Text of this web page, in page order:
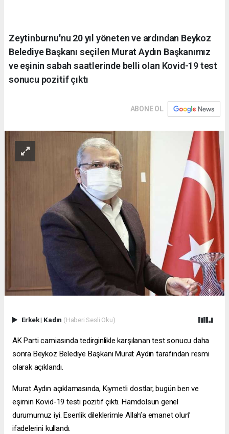
Zeytinburnu'nu 20 yıl yöneten ve ardından Beykoz
Belediye Başkanı seçilen Murat Aydın Başkanımız
ve eşinin sabah saatlerinde belli olan Kovid-19 test
sonucu pozitif çıktı
ABONE OL
Erkek| Kadın (Haberi Sesli Oku)
AK Parti camiasında tedirginlikle karşılanan test sonucu daha
sonra Beykoz Belediye Başkanı Murat Aydın tarafından resmi
olarak açıklandı.
Murat Aydın açıklamasında, Kıymetli dostlar, bugün ben ve
eşimin Kovid-19 testi pozitif çıktı. Hamdolsun genel
durumumuz iyi. Esenlik dileklerimle Allah’a emanet olun”
ifadelerini kullandı.